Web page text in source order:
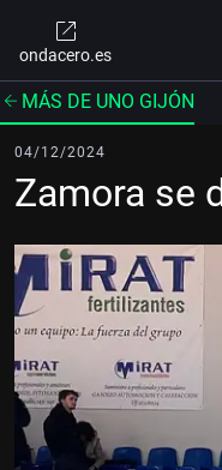
ondacero.es
MÁS DE UNO GIJÓN
04/12/2024
Zamora se